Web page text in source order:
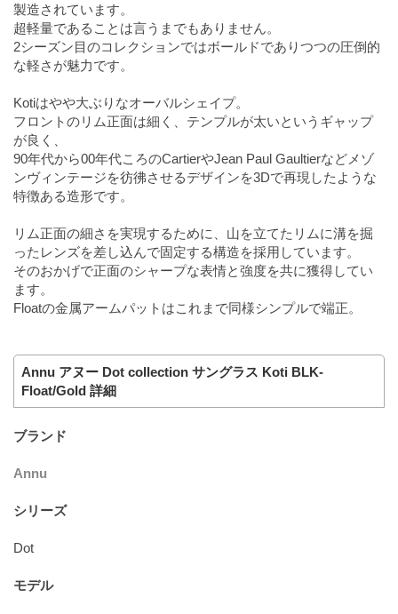
製造されています。
超軽量であることは言うまでもありません。
2シーズン目のコレクションではボールドでありつつの圧倒的
な軽さが魅力です。
Kotiはやや大ぶりなオーバルシェイプ。
フロントのリム正面は細く、テンプルが太いというギャップ
が良く、
90年代から00年代ころのCartierやJean Paul Gaultierなどメゾ
ンヴィンテージを彷彿させるデザインを3Dで再現したような
特徴ある造形です。
リム正面の細さを実現するために、山を立てたリムに溝を掘
ったレンズを差し込んで固定する構造を採用しています。
そのおかげで正面のシャープな表情と強度を共に獲得してい
ます。
Floatの金属アームパットはこれまで同様シンプルで端正。
Annu アヌー Dot collection サングラス Koti BLK-
Float/Gold 詳細
ブランド
Annu
シリーズ
Dot
モデル